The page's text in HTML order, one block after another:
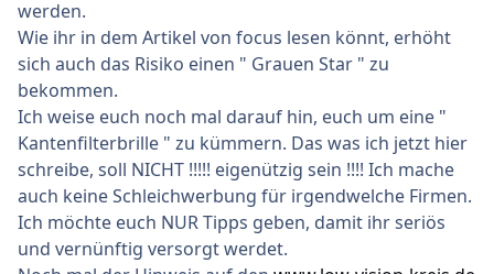
werden.
Wie ihr in dem Artikel von focus lesen könnt, erhöht
sich auch das Risiko einen " Grauen Star " zu
bekommen.
Ich weise euch noch mal darauf hin, euch um eine "
Kantenfilterbrille " zu kümmern. Das was ich jetzt hier
schreibe, soll NICHT !!!!! eigenützig sein !!!! Ich mache
auch keine Schleichwerbung für irgendwelche Firmen.
Ich möchte euch NUR Tipps geben, damit ihr seriös
und vernünftig versorgt werdet.